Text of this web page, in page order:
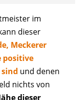
im
dieser
Meckerer
positive
und denen
nichts von
dieser